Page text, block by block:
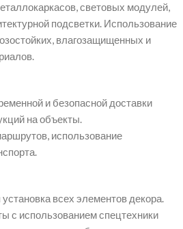
световых модулей,
подсветки. Использование
влагозащищенных и
и безопасной доставки
на объекты.
использование
всех элементов декора.
с использованием спецтехники